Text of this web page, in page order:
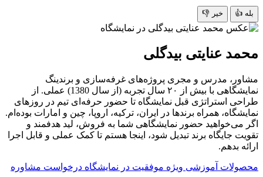
بله 👍 خیر 👎
محمد عنایتی بیدگلی
مشاور، مدرس و مجری پروژه‌های غرفه‌سازی و برندینگ
نمایشگاهی با بیش از ۲۰ سال تجربه (از سال 1380) عملی. از
طراحی استراتژی قبل نمایشگاه تا حضور حرفه‌ای تیم در روزهای
نمایشگاه، همراه برندها در ایران، ترکیه، اروپا، چین و امارات بوده‌ام.
اگر می‌خواهید حضور نمایشگاهی شما به فروش، لید هدفمند و
تقویت جایگاه برند تبدیل شود، اینجا هستم تا کمک عملی و قابل اجرا
ارائه بدهم.
محصولات آموزشی ویژه موفقیت در نمایشگاه درخواست مشاوره